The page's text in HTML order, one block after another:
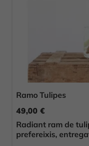
Ramo Tulipes
49,00 €
Radiant ram de
prefereixis,